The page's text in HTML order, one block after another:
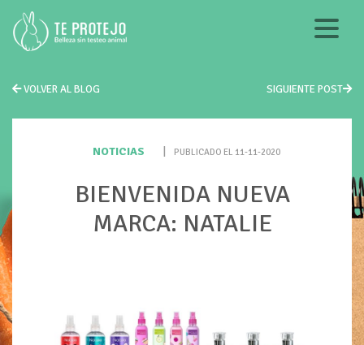
VOLVER AL BLOG SIGUIENTE POST
NOTICIAS PUBLICADO EL 11-11-2020
BIENVENIDA NUEVA
MARCA: NATALIE